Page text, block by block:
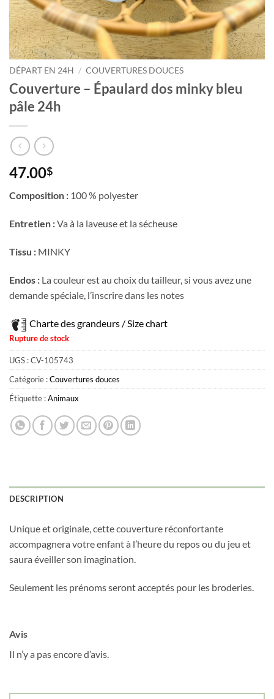
DÉPART EN 24H / COUVERTURES DOUCES
Couverture – Épaulard dos minky bleu
pâle 24h
47.00$
Composition : 100 % polyester
Entretien :Va à la laveuse et la sécheuse
Tissu : MINKY
Endos : La couleur est au choix du tailleur, si vous avez une
demande spéciale, l’inscrire dans les notes
Charte des grandeurs / Size chart
Rupture de stock
UGS :CV-105743
Catégorie :Couvertures douces
Étiquette :Animaux
DESCRIPTION
Unique et originale, cette couverture réconfortante
accompagnera votre enfant à l’heure du repos ou du jeu et
saura éveiller son imagination.
Seulement les prénoms seront acceptés pour les broderies.
Avis
Il n’y a pas encore d’avis.
Obtenez un 10% de rabais sur votre
prochaine commande en vous inscrivant à
notre infolettre!
Courriel*